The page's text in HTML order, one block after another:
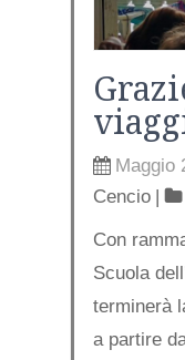
Maggio
Cencio |
Con
Scuola
terminerà
a partire